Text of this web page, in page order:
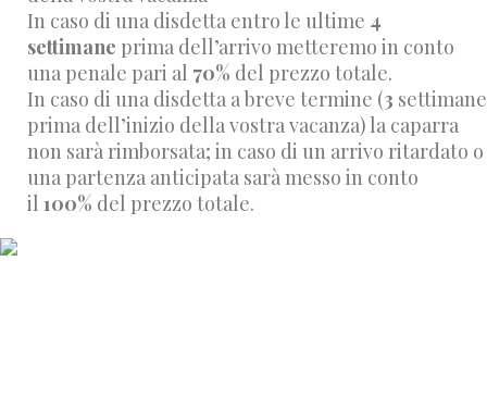
In caso di una disdetta entro le ultime 4
settimane prima dell’arrivo metteremo in conto
una penale pari al 70% del prezzo totale.
In caso di una disdetta a breve termine (3 settimane
prima dell’inizio della vostra vacanza) la caparra
non sarà rimborsata; in caso di un arrivo ritardato o
una partenza anticipata sarà messo in conto
il 100% del prezzo totale.